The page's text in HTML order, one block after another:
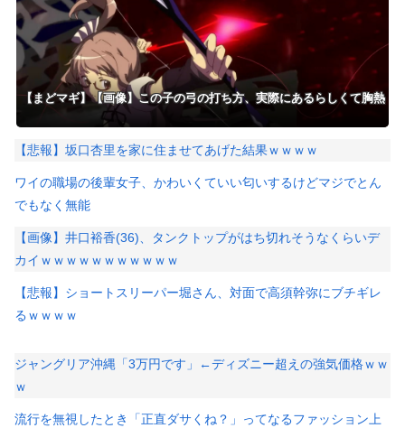
【まどマギ】【画像】この子の弓の打ち方、実際にあるらしくて胸熱
【悲報】坂口杏里を家に住ませてあげた結果ｗｗｗｗ
ワイの職場の後輩女子、かわいくていい匂いするけどマジでとん
でもなく無能
【画像】井口裕香(36)、タンクトップがはち切れそうなくらいデ
カイｗｗｗｗｗｗｗｗｗｗｗ
【悲報】ショートスリーパー堀さん、対面で高須幹弥にブチギレ
るｗｗｗｗ
ジャングリア沖縄「3万円です」←ディズニー超えの強気価格ｗｗ
ｗ
流行を無視したとき「正直ダサくね？」ってなるファッション上